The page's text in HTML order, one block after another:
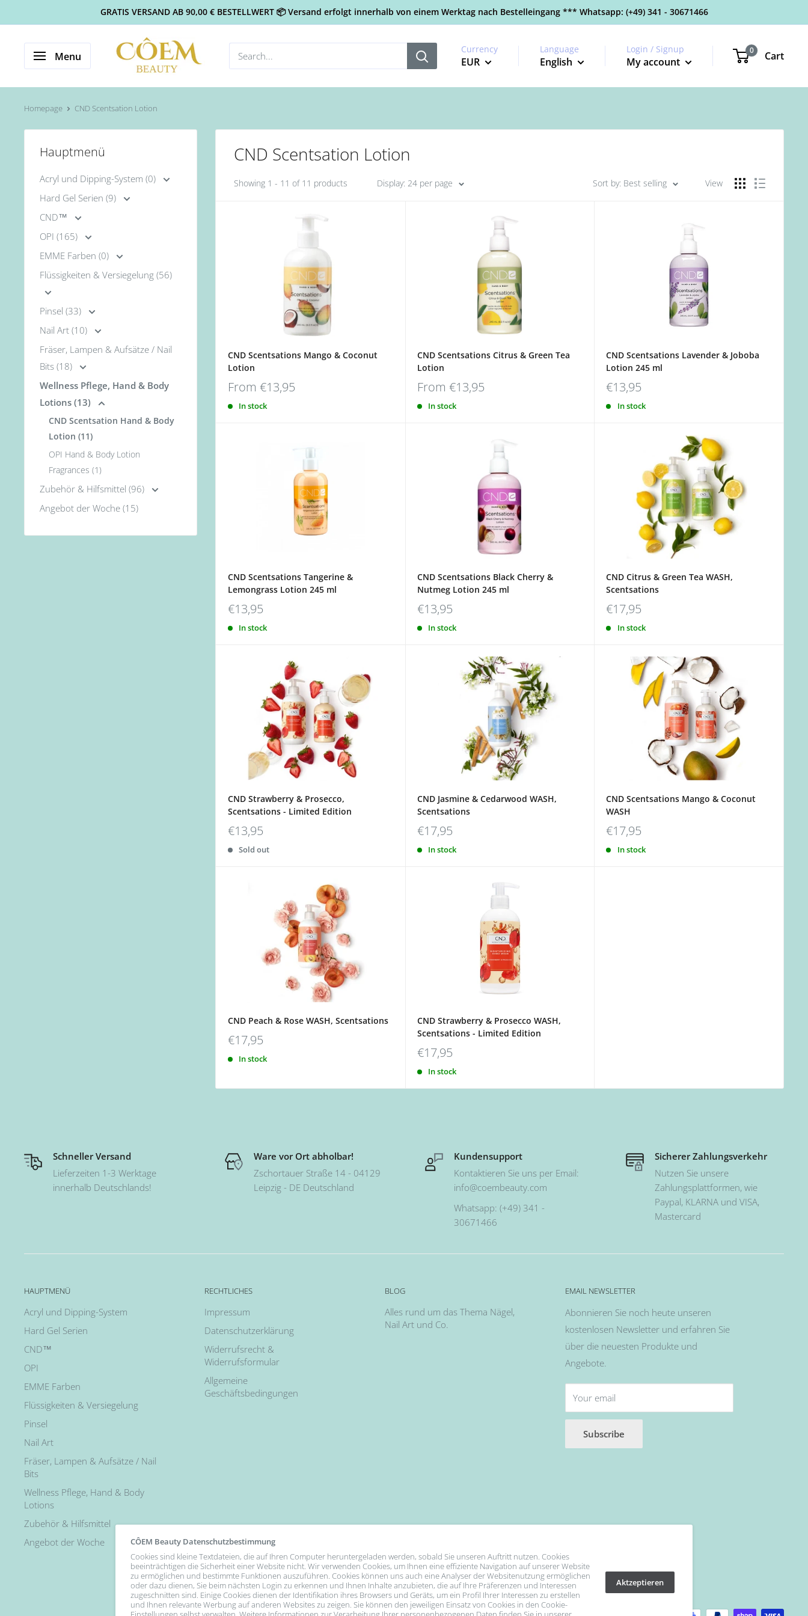
GRATIS VERSAND AB 90,00 € BESTELLWERT 📦 Versand erfolgt innerhalb von einem Werktag nach Bestelleingang *** Whatsapp: (+49) 341 - 30671466
Menu
Currency
EUR
Language
English
Login / Signup
My account
0 Cart
Homepage CND Scentsation Lotion
Hauptmenü
Acryl und Dipping-System (0)
Hard Gel Serien (9)
CND™
OPI (165)
EMME Farben (0)
Flüssigkeiten & Versiegelung (56)
Pinsel (33)
Nail Art (10)
Fräser, Lampen & Aufsätze / Nail
Bits (18)
Wellness Pflege, Hand & Body
Lotions (13)
CND Scentsation Hand & Body
Lotion (11)
OPI Hand & Body Lotion
Fragrances (1)
Zubehör & Hilfsmittel (96)
Angebot der Woche (15)
CND Scentsation Lotion
Showing 1 - 11 of 11 products Display: 24 per page Sort by: Best selling View
CND Scentsations Mango & Coconut
Lotion
From €13,95
In stock
CND Scentsations Citrus & Green Tea
Lotion
From €13,95
In stock
CND Scentsations Lavender & Joboba
Lotion 245 ml
€13,95
In stock
CND Scentsations Tangerine &
Lemongrass Lotion 245 ml
€13,95
In stock
CND Scentsations Black Cherry &
Nutmeg Lotion 245 ml
€13,95
In stock
CND Citrus & Green Tea WASH,
Scentsations
€17,95
In stock
CND Strawberry & Prosecco,
Scentsations - Limited Edition
€13,95
Sold out
CND Jasmine & Cedarwood WASH,
Scentsations
€17,95
In stock
CND Scentsations Mango & Coconut
WASH
€17,95
In stock
CND Peach & Rose WASH, Scentsations
€17,95
In stock
CND Strawberry & Prosecco WASH,
Scentsations - Limited Edition
€17,95
In stock
Schneller Versand
Lieferzeiten 1-3 Werktage
innerhalb Deutschlands!
Ware vor Ort abholbar!
Zschortauer Straße 14 - 04129
Leipzig - DE Deutschland
Kundensupport
Kontaktieren Sie uns per Email:
info@coembeauty.com
Whatsapp: (+49) 341 -
30671466
Sicherer Zahlungsverkehr
Nutzen Sie unsere
Zahlungsplattformen, wie
Paypal, KLARNA und VISA,
Mastercard
HAUPTMENÜ
Acryl und Dipping-System
Hard Gel Serien
CND™
OPI
EMME Farben
Flüssigkeiten & Versiegelung
Pinsel
Nail Art
Fräser, Lampen & Aufsätze / Nail
Bits
Wellness Pflege, Hand & Body
Lotions
Zubehör & Hilfsmittel
Angebot der Woche
RECHTLICHES
Impressum
Datenschutzerklärung
Widerrufsrecht &
Widerrufsformular
Allgemeine
Geschäftsbedingungen
BLOG
Alles rund um das Thema Nägel,
Nail Art und Co.
EMAIL NEWSLETTER
Abonnieren Sie noch heute unseren
kostenlosen Newsletter und erfahren Sie
über die neuesten Produkte und
Angebote.
Your email
Subscribe
Follow Us We Accept
CÔEM Beauty Datenschutzbestimmung
Cookies sind kleine Textdateien, die auf Ihren Computer heruntergeladen werden, sobald Sie unseren Auftritt nutzen. Cookies
beeinträchtigen die Sicherheit einer Website nicht. Wir verwenden Cookies, um Ihnen eine effiziente Navigation auf unserer Website
zu ermöglichen und bestimmte Funktionen auszuführen. Cookies können uns auch eine Analyser der Websitenutzung ermöglichen
oder dazu dienen, Sie beim nächsten Login zu erkennen und Ihnen Inhalte anzubieten, die auf Ihre Präferenzen und Interessen
zugeschnitten sind. Einige Cookies dienen der Identifikation ihres Browsers und Geräts, um ein Profil Ihrer Interessen zu erstellen
und Ihnen relevante Werbung auf anderen Websites zu zeigen. Sie können den jeweiligen Einsatz von Cookies in den Cookie-
Aktzeptieren